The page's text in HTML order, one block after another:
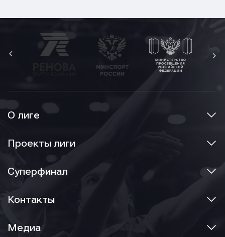
О лиге
Проекты лиги
Суперфинал
Контакты
Медиа